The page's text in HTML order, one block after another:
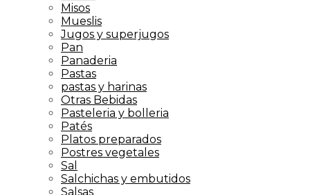
Misos
Mueslis
Jugos y superjugos
Pan
Panaderia
Pastas
pastas y harinas
Otras Bebidas
Pasteleria y bolleria
Patés
Platos preparados
Postres vegetales
Sal
Salchichas y embutidos
Salsas